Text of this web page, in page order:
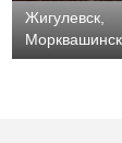
Жигулевск,